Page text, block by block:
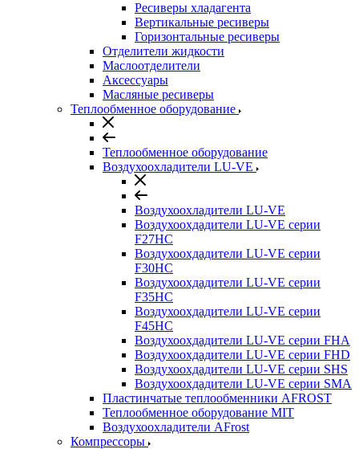
Ресиверы хладагента
Вертикальные ресиверы
Горизонтальные ресиверы
Отделители жидкости
Маслоотделители
Аксессуары
Масляные ресиверы
Теплообменное оборудование
Теплообменное оборудование
Воздухоохладители LU-VE
Воздухоохладители LU-VE
Воздухоохдадители LU-VE серии
F27HC
Воздухоохдадители LU-VE серии
F30HC
Воздухоохдадители LU-VE серии
F35HC
Воздухоохдадители LU-VE серии
F45HC
Воздухоохдадители LU-VE серии FHA
Воздухоохдадители LU-VE серии FHD
Воздухоохдадители LU-VE серии SHS
Воздухоохдадители LU-VE серии SMA
Пластинчатые теплообменники AFROST
Теплообменное оборудование MIT
Воздухоохладители AFrost
Компрессоры